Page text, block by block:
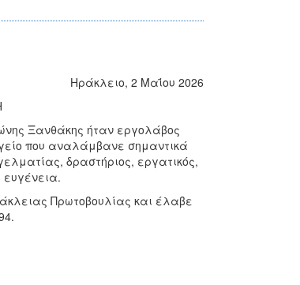
Ηράκλειο, 2 Μαΐου 2026
Ξανθάκης ήταν εργολάβος
που αναλάμβανε σημαντικά
δραστήριος, εργατικός,
ευγένεια.
Πρωτοβουλίας και έλαβε